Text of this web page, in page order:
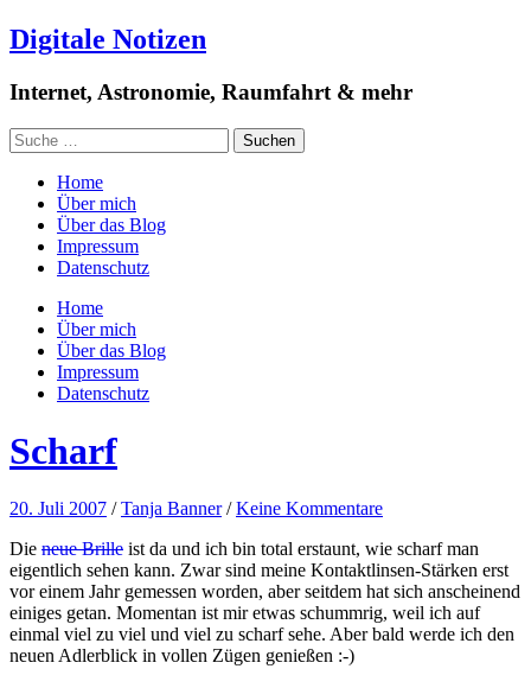
Digitale Notizen
Internet, Astronomie, Raumfahrt & mehr
Home
Über mich
Über das Blog
Impressum
Datenschutz
Home
Über mich
Über das Blog
Impressum
Datenschutz
Scharf
20. Juli 2007 /Tanja Banner /Keine Kommentare
Die neue Brille ist da und ich bin total erstaunt, wie scharf man
eigentlich sehen kann. Zwar sind meine Kontaktlinsen-Stärken erst
vor einem Jahr gemessen worden, aber seitdem hat sich anscheinend
einiges getan. Momentan ist mir etwas schummrig, weil ich auf
einmal viel zu viel und viel zu scharf sehe. Aber bald werde ich den
neuen Adlerblick in vollen Zügen genießen :-)